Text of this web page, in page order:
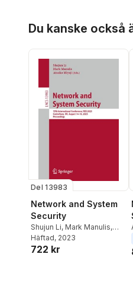
Du kanske också
Del 13983
Network and System
Security
Shujun Li, Mark Manulis,
Atsuko Miyaji
Häftad, 2023
722 kr